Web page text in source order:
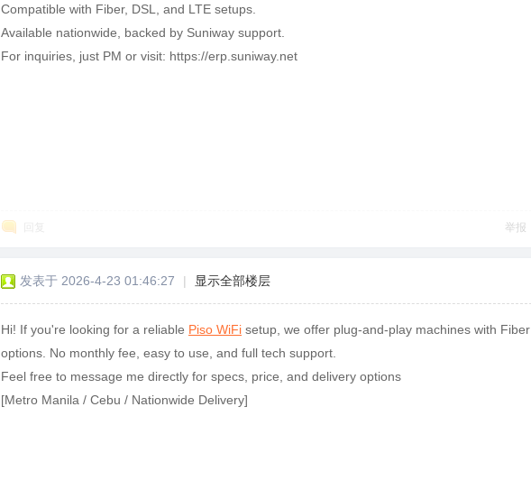
Compatible with Fiber, DSL, and LTE setups.
Available nationwide, backed by Suniway support.
For inquiries, just PM or visit: https://erp.suniway.net
举报
发表于 2026-4-23 01:46:27 | 显示全部楼层
Hi! If you're looking for a reliable Piso WiFi setup, we offer plug-and-play machines with Fiber
options. No monthly fee, easy to use, and full tech support.
Feel free to message me directly for specs, price, and delivery options
[Metro Manila / Cebu / Nationwide Delivery]